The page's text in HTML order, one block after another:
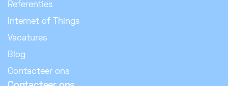
Referenties
Internet of Things
Vacatures
Blog
Contacteer ons